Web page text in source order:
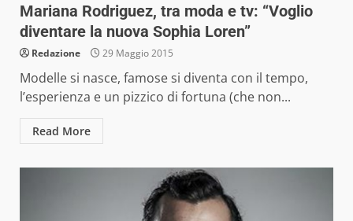
Mariana Rodriguez, tra moda e tv: “Voglio
diventare la nuova Sophia Loren”
Redazione 29 Maggio 2015
Modelle si nasce, famose si diventa con il tempo,
l’esperienza e un pizzico di fortuna (che non...
Read More